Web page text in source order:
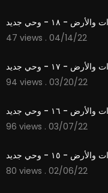
- ١٨ - وحي جديد
47 views . 04/14/22
- ١٧ - وحي جديد
94 views . 03/20/22
- ١٦ - وحي جديد
96 views . 03/07/22
- ١٥ - وحي جديد
80 views . 02/06/22